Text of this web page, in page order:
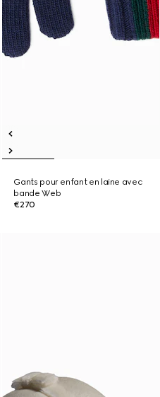
Gants pour enfant en laine avec
bande Web
€270